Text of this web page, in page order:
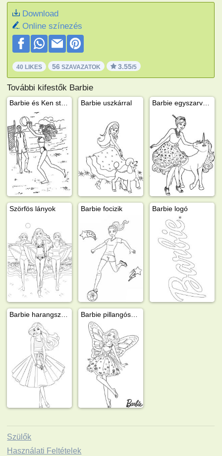
Download
Online színezés
40 LIKES 56 SZAVAZATOK 3.55/5
További kifestők Barbie
Barbie uszkárral
Szörfös lányok Barbie focizik Barbie logó
Szülők
Használati Feltételek